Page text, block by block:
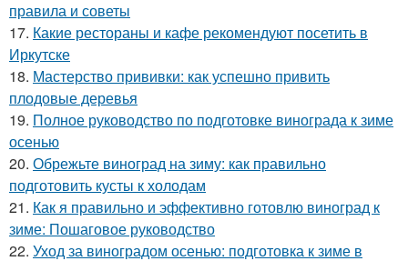
правила и советы
17. Какие рестораны и кафе рекомендуют посетить в
Иркутске
18. Мастерство прививки: как успешно привить
плодовые деревья
19. Полное руководство по подготовке винограда к зиме
осенью
20. Обрежьте виноград на зиму: как правильно
подготовить кусты к холодам
21. Как я правильно и эффективно готовлю виноград к
зиме: Пошаговое руководство
22. Уход за виноградом осенью: подготовка к зиме в